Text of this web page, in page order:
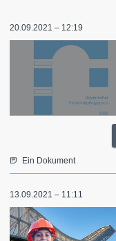
20.09.2021 – 12:19
Ein Dokument
13.09.2021 – 11:11